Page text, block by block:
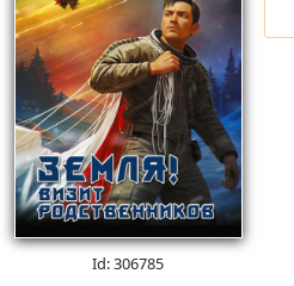
Id: 306785